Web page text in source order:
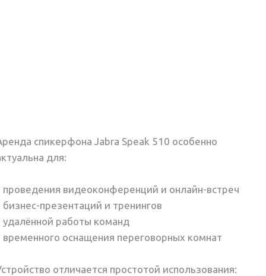
спикерфона Jabra Speak 510 особенно
для:
проведения видеоконференций и онлайн-встреч
бизнес-презентаций и тренингов
удалённой работы команд
временного оснащения переговорных комнат
отличается простотой использования: